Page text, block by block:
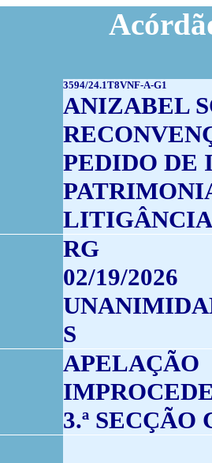
3594/24.1T8VNF-A-G1
ANIZABEL
PEDIDO DE
RG
02/19/2026
S
APELAÇÃO
3.ª SECÇÃO